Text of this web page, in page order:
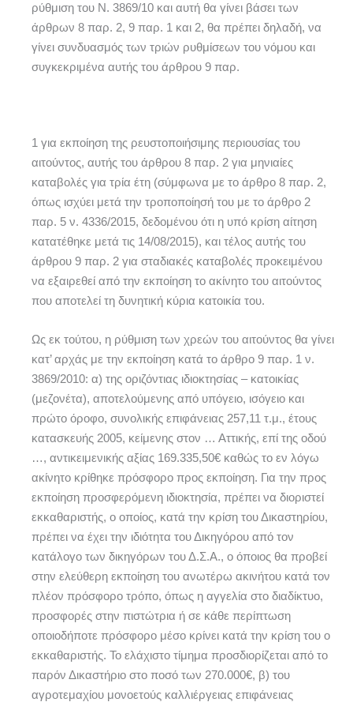
ρύθμιση του Ν. 3869/10 και αυτή θα γίνει βάσει των
άρθρων 8 παρ. 2, 9 παρ. 1 και 2, θα πρέπει δηλαδή, να
γίνει συνδυασμός των τριών ρυθμίσεων του νόμου και
συγκεκριμένα αυτής του άρθρου 9 παρ.
1 για εκποίηση της ρευστοποιήσιμης περιουσίας του
αιτούντος, αυτής του άρθρου 8 παρ. 2 για μηνιαίες
καταβολές για τρία έτη (σύμφωνα με το άρθρο 8 παρ. 2,
όπως ισχύει μετά την τροποποίησή του με το άρθρο 2
παρ. 5 ν. 4336/2015, δεδομένου ότι η υπό κρίση αίτηση
κατατέθηκε μετά τις 14/08/2015), και τέλος αυτής του
άρθρου 9 παρ. 2 για σταδιακές καταβολές προκειμένου
να εξαιρεθεί από την εκποίηση το ακίνητο του αιτούντος
που αποτελεί τη δυνητική κύρια κατοικία του.
Ως εκ τούτου, η ρύθμιση των χρεών του αιτούντος θα γίνει
κατ’ αρχάς με την εκποίηση κατά το άρθρο 9 παρ. 1 ν.
3869/2010: α) της οριζόντιας ιδιοκτησίας – κατοικίας
(μεζονέτα), αποτελούμενης από υπόγειο, ισόγειο και
πρώτο όροφο, συνολικής επιφάνειας 257,11 τ.μ., έτους
κατασκευής 2005, κείμενης στον … Αττικής, επί της οδού
…, αντικειμενικής αξίας 169.335,50€ καθώς το εν λόγω
ακίνητο κρίθηκε πρόσφορο προς εκποίηση. Για την προς
εκποίηση προσφερόμενη ιδιοκτησία, πρέπει να διοριστεί
εκκαθαριστής, ο οποίος, κατά την κρίση του Δικαστηρίου,
πρέπει να έχει την ιδιότητα του Δικηγόρου από τον
κατάλογο των δικηγόρων του Δ.Σ.Α., ο όποιος θα προβεί
στην ελεύθερη εκποίηση του ανωτέρω ακινήτου κατά τον
πλέον πρόσφορο τρόπο, όπως η αγγελία στο διαδίκτυο,
προσφορές στην πιστώτρια ή σε κάθε περίπτωση
οποιοδήποτε πρόσφορο μέσο κρίνει κατά την κρίση του ο
εκκαθαριστής. Το ελάχιστο τίμημα προσδιορίζεται από το
παρόν Δικαστήριο στο ποσό των 270.000€, β) του
αγροτεμαχίου μονοετούς καλλιέργειας επιφάνειας